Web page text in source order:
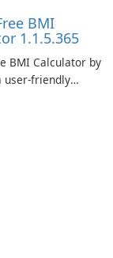
BMI
1.1.5.365
BMI Calculator by
user-friendly
help you